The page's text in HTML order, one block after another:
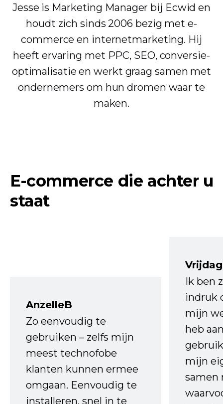
Jesse is Marketing Manager bij Ecwid en
houdt zich sinds 2006 bezig met e-
commerce en internetmarketing. Hij
heeft ervaring met PPC, SEO, conversie-
optimalisatie en werkt graag samen met
ondernemers om hun dromen waar te
maken.
E-commerce die achter u
staat
AnzelleB
Zo eenvoudig te
gebruiken – zelfs mijn
meest technofobe
klanten kunnen ermee
omgaan. Eenvoudig te
installeren, snel in te
Ik ben
indruk
mijn
heb
mijn
samen